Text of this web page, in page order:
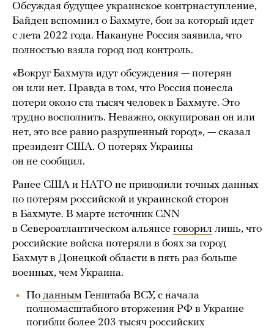
Обсуждая будущее украинское контрнаступление,
Байден вспомнил о Бахмуте, бои за который идет
с лета 2022 года. Накануне Россия заявила, что
полностью взяла город под контроль.
«Вокруг Бахмута идут обсуждения — потерян
он или нет. Правда в том, что Россия понесла
потери около ста тысяч человек в Бахмуте. Это
трудно восполнить. Неважно, оккупирован он или
нет, это все равно разрушенный город», — сказал
президент США. О потерях Украины
он не сообщил.
Ранее США и НАТО не приводили точных данных
по потерям российской и украинской сторон
в Бахмуте. В марте источник CNN
в Североатлантическом альянсе говорил лишь, что
российские войска потеряли в боях за город
Бахмут в Донецкой области в пять раз больше
военных, чем Украина.
По данным Генштаба ВСУ, с начала
полномасштабного вторжения РФ в Украине
погибли более 203 тысяч российских